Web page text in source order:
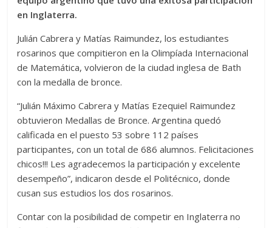
en Inglaterra.
Julián Cabrera y Matías Raimundez, los estudiantes
rosarinos que compitieron en la Olimpíada Internacional
de Matemática, volvieron de la ciudad inglesa de Bath
con la medalla de bronce.
“Julián Máximo Cabrera y Matías Ezequiel Raimundez
obtuvieron Medallas de Bronce. Argentina quedó
calificada en el puesto 53 sobre 112 países
participantes, con un total de 686 alumnos. Felicitaciones
chicos!!! Les agradecemos la participación y excelente
desempeño”, indicaron desde el Politécnico, donde
cusan sus estudios los dos rosarinos.
Contar con la posibilidad de competir en Inglaterra no